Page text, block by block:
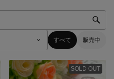
すべて 販売中
SOLD OUT